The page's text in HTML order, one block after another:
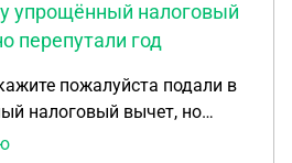
упрощённый налоговый
перепутали год
пожалуйста подали в
налоговый вычет, но
год. Надо было 2025 а